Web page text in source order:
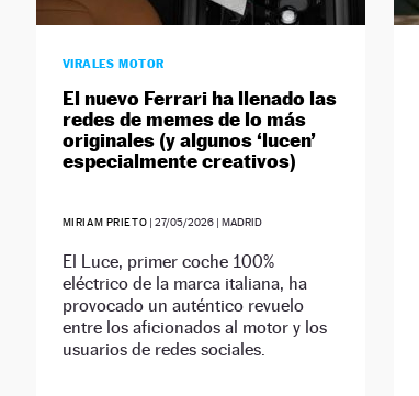
VIRALES MOTOR
El nuevo Ferrari ha llenado las
redes de memes de lo más
originales (y algunos ‘lucen’
especialmente creativos)
MIRIAM PRIETO |27/05/2026 | MADRID
El Luce, primer coche 100%
eléctrico de la marca italiana, ha
provocado un auténtico revuelo
entre los aficionados al motor y los
usuarios de redes sociales.